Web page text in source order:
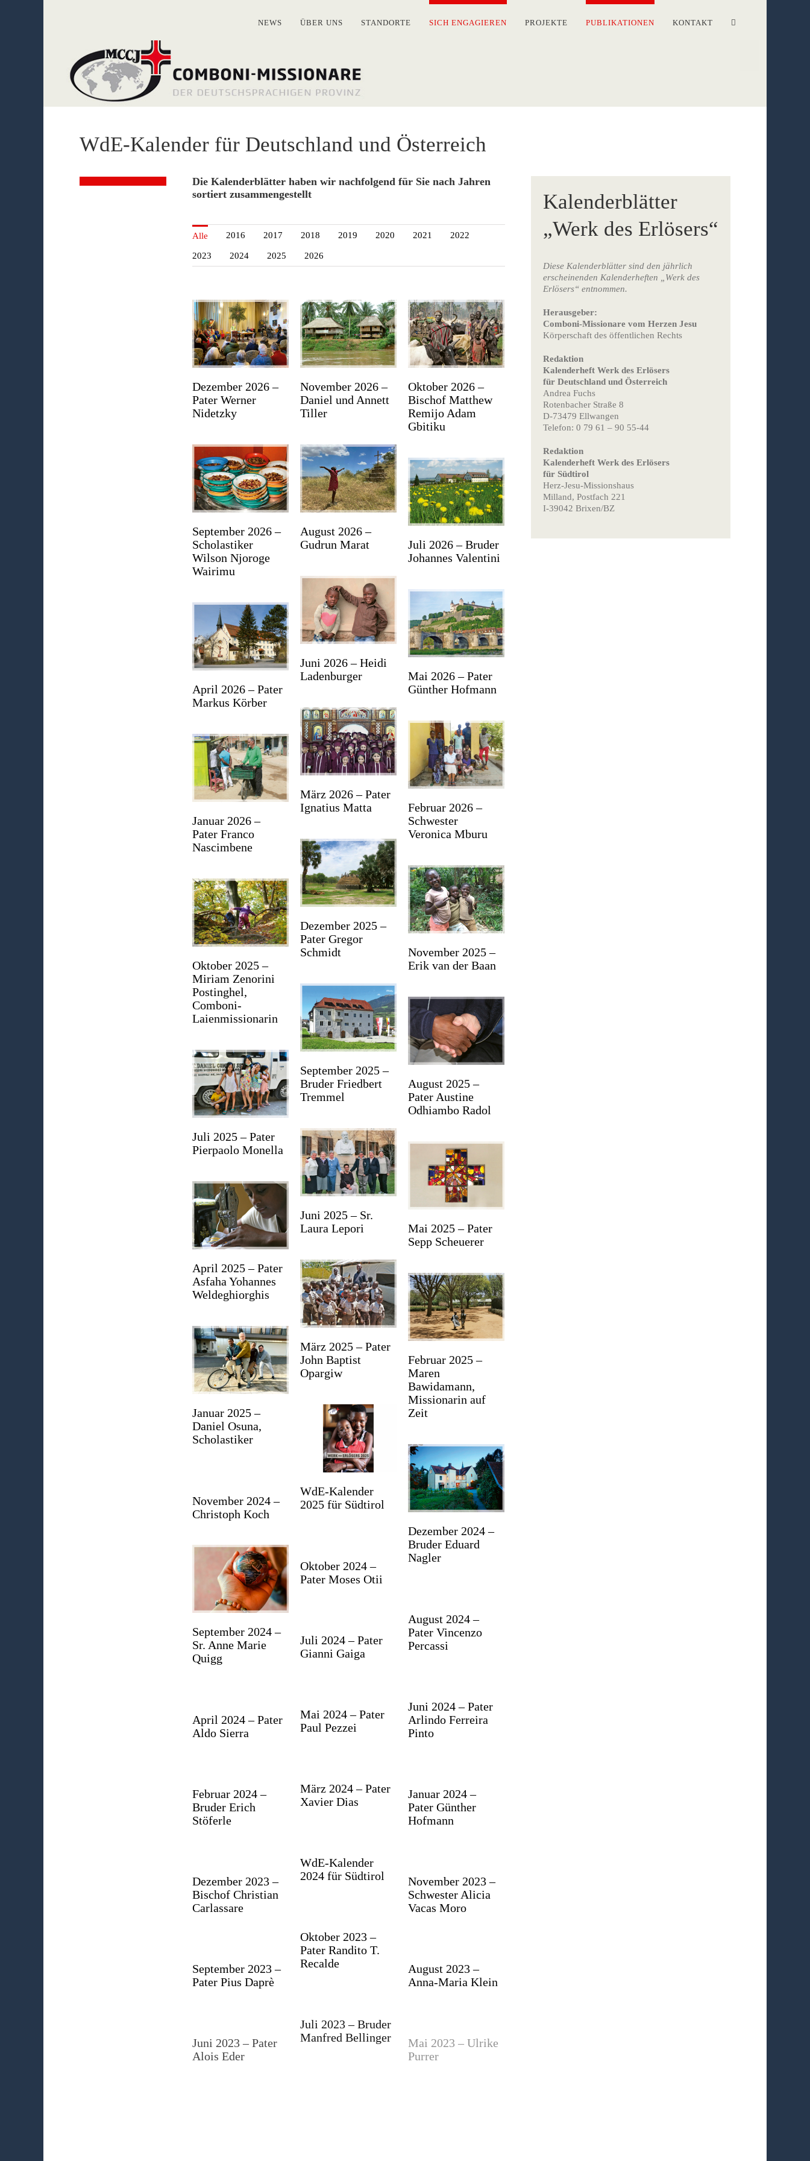
NEWS ÜBER UNS STANDORTE SICH ENGAGIEREN PROJEKTE PUBLIKATIONEN KONTAKT
WdE-Kalender für Deutschland und Österreich
Die Kalenderblätter haben wir nachfolgend für Sie nach Jahren
sortiert zusammengestellt
Alle 2016 2017 2018 2019 2020 2021 2022
2023 2024 2025 2026
Dezember 2026 –
Pater Werner
Nidetzky
November 2026 –
Daniel und Annett
Tiller
Oktober 2026 –
Bischof Matthew
Remijo Adam
Gbitiku
September 2026 –
Scholastiker
Wilson Njoroge
Wairimu
August 2026 –
Gudrun Marat
Juli 2026 – Bruder
Johannes Valentini
Juni 2026 – Heidi
Ladenburger
Mai 2026 – Pater
Günther Hofmann
April 2026 – Pater
Markus Körber
März 2026 – Pater
Ignatius Matta
Februar 2026 –
Schwester
Veronica Mburu
Januar 2026 –
Pater Franco
Nascimbene
Dezember 2025 –
Pater Gregor
Schmidt
November 2025 –
Erik van der Baan
Oktober 2025 –
Miriam Zenorini
Postinghel,
Comboni-
Laienmissionarin
September 2025 –
Bruder Friedbert
Tremmel
August 2025 –
Pater Austine
Odhiambo Radol
Juli 2025 – Pater
Pierpaolo Monella
Juni 2025 – Sr.
Laura Lepori
Mai 2025 – Pater
Sepp Scheuerer
April 2025 – Pater
Asfaha Yohannes
Weldeghiorghis
März 2025 – Pater
John Baptist
Opargiw
Februar 2025 –
Maren
Bawidamann,
Missionarin auf
Zeit
Januar 2025 –
Daniel Osuna,
Scholastiker
WdE-Kalender
2025 für Südtirol
Dezember 2024 –
Bruder Eduard
Nagler
November 2024 –
Christoph Koch
Oktober 2024 –
Pater Moses Otii
September 2024 –
Sr. Anne Marie
Quigg
August 2024 –
Pater Vincenzo
Percassi
Juli 2024 – Pater
Gianni Gaiga
Juni 2024 – Pater
Arlindo Ferreira
Pinto
Mai 2024 – Pater
Paul Pezzei
April 2024 – Pater
Aldo Sierra
März 2024 – Pater
Xavier Dias
Februar 2024 –
Bruder Erich
Stöferle
Januar 2024 –
Pater Günther
Hofmann
WdE-Kalender
2024 für Südtirol
Dezember 2023 –
Bischof Christian
Carlassare
November 2023 –
Schwester Alicia
Vacas Moro
Oktober 2023 –
Pater Randito T.
Recalde
September 2023 –
Pater Pius Daprè
August 2023 –
Anna-Maria Klein
Juli 2023 – Bruder
Manfred Bellinger
Juni 2023 – Pater
Alois Eder
Mai 2023 – Ulrike
Purrer
Kalenderblätter
„Werk des Erlösers“
Diese Kalenderblätter sind den jährlich
erscheinenden Kalenderheften „Werk des
Erlösers“ entnommen.
Herausgeber:
Comboni-Missionare vom Herzen Jesu
Körperschaft des öffentlichen Rechts
Redaktion
Kalenderheft Werk des Erlösers
für Deutschland und Österreich
Andrea Fuchs
Rotenbacher Straße 8
D-73479 Ellwangen
Telefon: 0 79 61 – 90 55-44
Redaktion
Kalenderheft Werk des Erlösers
für Südtirol
Herz-Jesu-Missionshaus
Milland, Postfach 221
I-39042 Brixen/BZ